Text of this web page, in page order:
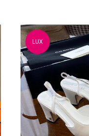
LUX